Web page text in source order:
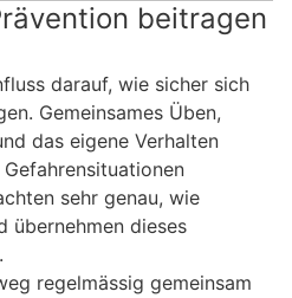
beitragen
darauf, wie sicher sich
Gemeinsames Üben,
das eigene Verhalten
sehr genau, wie
übernehmen dieses
regelmässig gemeinsam